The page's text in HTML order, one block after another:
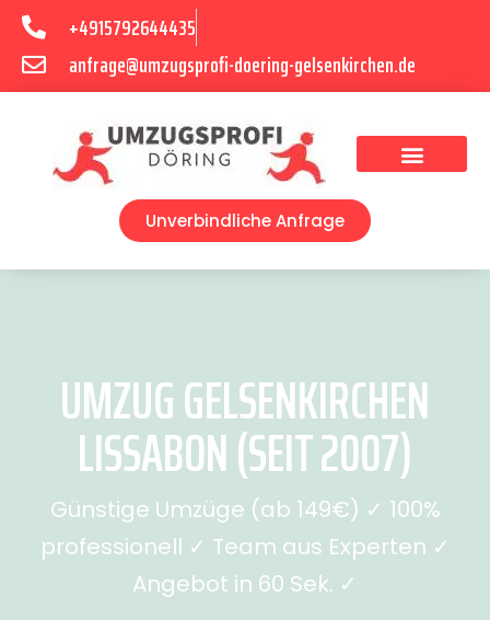
+4915792644435
anfrage@umzugsprofi-doering-gelsenkirchen.de
Unverbindliche Anfrage
UMZUG GELSENKIRCHEN
LISSABON (SEIT 2007)
Günstige Umzüge (ab 149€) ✓ 100%
professionell ✓ Team aus Experten ✓
Angebot in 60 Sek. ✓